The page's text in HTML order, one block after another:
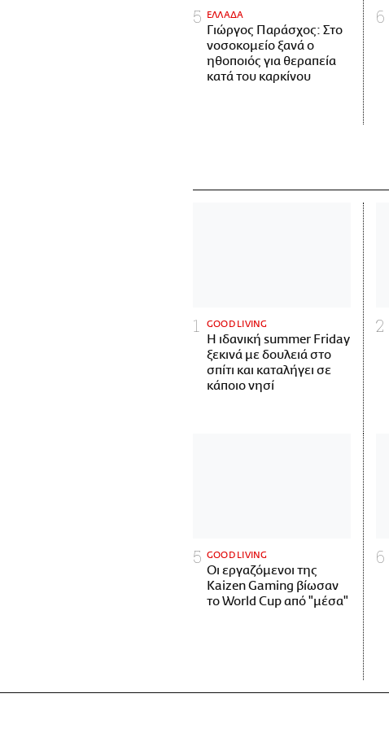
ΕΛΛΑΔΑ
Γιώργος Παράσχος: Στο
νοσοκομείο ξανά ο
ηθοποιός για θεραπεία
κατά του καρκίνου
GOOD LIVING
Η ιδανική summer Friday
ξεκινά με δουλειά στο
σπίτι και καταλήγει σε
κάποιο νησί
GOOD LIVING
Οι εργαζόμενοι της
Kaizen Gaming βίωσαν
το World Cup από "μέσα"